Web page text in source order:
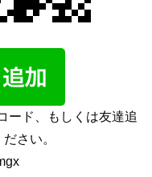
ード、もしくは友達追
さい。